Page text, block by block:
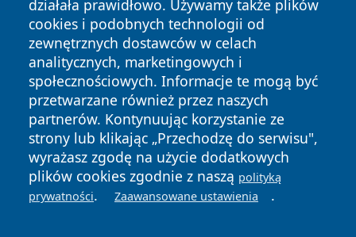
działała prawidłowo. Używamy także plików
cookies i podobnych technologii od
zewnętrznych dostawców w celach
analitycznych, marketingowych i
społecznościowych. Informacje te mogą być
przetwarzane również przez naszych
partnerów. Kontynuując korzystanie ze
strony lub klikając „Przechodzę do serwisu",
wyrażasz zgodę na użycie dodatkowych
plików cookies zgodnie z naszą polityką
prywatności. Zaawansowane ustawienia .
Copyright © 2026 tomaszowonline.pl Wszystkie prawa
zastrzeżone.
News Autorzy
Polityka
Prywatności
Polityka
Cookies